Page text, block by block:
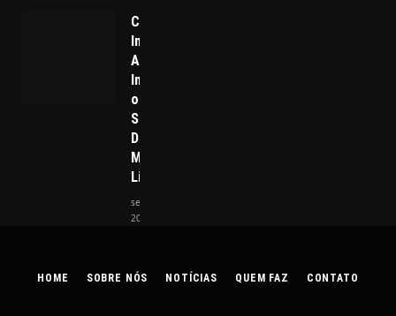
Como a
Inteligência
Artificial
Impulsionou
o Google a
Superar
Desafios e
Manter sua
Liderança
setembro 15,
2025
HOME SOBRE NÓS NOTÍCIAS QUEM FAZ CONTATO